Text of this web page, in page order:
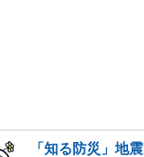
「知る防災」地震